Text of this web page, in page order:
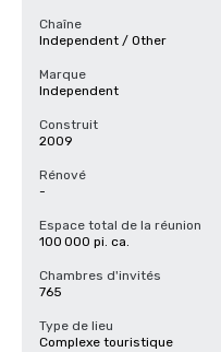
Chaîne
Independent / Other
Marque
Independent
Construit
2009
Rénové
-
Espace total de la réunion
100 000 pi. ca.
Chambres d'invités
765
Type de lieu
Complexe touristique